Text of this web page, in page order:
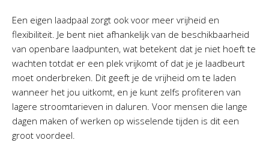
Een eigen laadpaal zorgt ook voor meer vrijheid en
flexibiliteit. Je bent niet afhankelijk van de beschikbaarheid
van openbare laadpunten, wat betekent dat je niet hoeft te
wachten totdat er een plek vrijkomt of dat je je laadbeurt
moet onderbreken. Dit geeft je de vrijheid om te laden
wanneer het jou uitkomt, en je kunt zelfs profiteren van
lagere stroomtarieven in daluren. Voor mensen die lange
dagen maken of werken op wisselende tijden is dit een
groot voordeel.